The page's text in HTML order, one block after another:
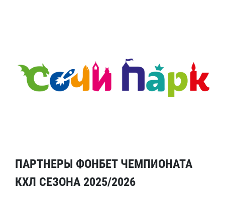
ПАРТНЕРЫ ФОНБЕТ ЧЕМПИОНАТА
КХЛ СЕЗОНА 2025/2026